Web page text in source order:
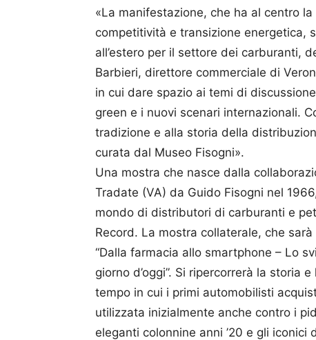
«La manifestazione, che ha al centro
competitività e transizione energetica,
all’estero per il settore dei carburanti,
Barbieri, direttore commerciale di
in cui dare spazio ai temi di
green e i nuovi scenari internazionali.
tradizione e alla storia della
curata dal Museo Fisogni».
Una mostra che nasce dalla
Tradate (VA) da Guido Fisogni nel
mondo di distributori di carburanti e
Record. La mostra collaterale, che
“Dalla farmacia allo smartphone – Lo
giorno d’oggi”. Si ripercorrerà la storia
tempo in cui i primi automobilisti
utilizzata inizialmente anche contro i
eleganti colonnine anni ’20 e gli iconici